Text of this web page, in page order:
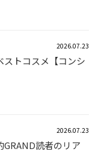
2026.07.23
ストコスメ【コンシ
2026.07.23
GRAND読者のリア